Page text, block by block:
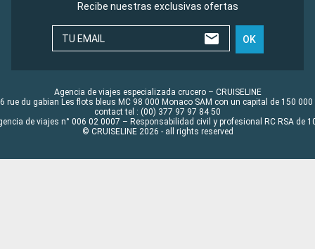
Recibe nuestras exclusivas ofertas
TU EMAIL OK
Agencia de viajes especializada crucero – CRUISELINE
rue du gabian Les flots bleus MC 98 000 Monaco SAM con un capital de 150 000
contact tel : (00) 377 97 97 84 50
de viajes n° 006 02 0007 – Responsabilidad civil y profesional RC RSA de
© CRUISELINE 2026 - all rights reserved